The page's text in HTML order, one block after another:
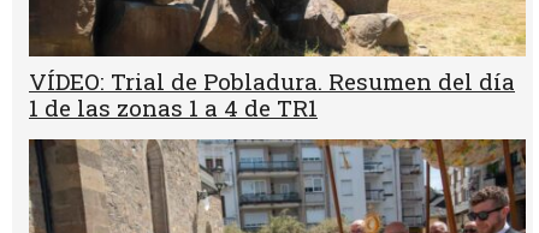
VÍDEO: Trial de Pobladura. Resumen del día
1 de las zonas 1 a 4 de TR1